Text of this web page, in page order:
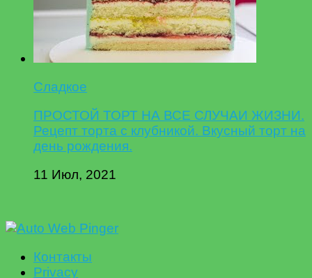
Сладкое
ПРОСТОЙ ТОРТ НА ВСЕ СЛУЧАИ ЖИЗНИ.
Рецепт торта с клубникой. Вкусный торт на
день рождения.
11 Июл, 2021
Контакты
Privacy